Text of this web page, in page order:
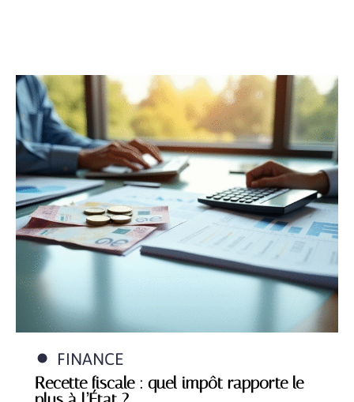
FINANCE
Recette fiscale : quel impôt rapporte le